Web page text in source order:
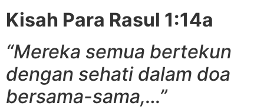
Kisah Para Rasul 1:14a
“Mereka semua bertekun
dengan sehati dalam doa
bersama-sama,…”